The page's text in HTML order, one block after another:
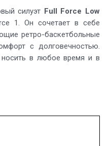
силуэт Full Force Low
1. Он сочетает в себе
ретро-баскетбольные
с долговечностью.
в любое время и в